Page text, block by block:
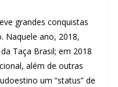
grandes conquistas
Naquele ano, 2018,
Taça Brasil; em 2018
além de outras
um “status” de